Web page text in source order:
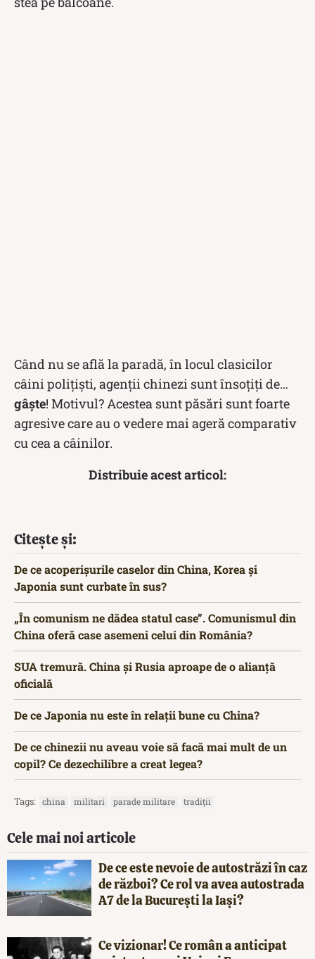
Când nu se află la paradă, în locul clasicilor
câini polițiști, agenții chinezi sunt însoțiți de…
gâște! Motivul? Acestea sunt păsări sunt foarte
agresive care au o vedere mai ageră comparativ
cu cea a câinilor.
Distribuie acest articol:
Citește și:
De ce acoperișurile caselor din China, Korea și
Japonia sunt curbate în sus?
„În comunism ne dădea statul case”. Comunismul din
China oferă case asemeni celui din România?
SUA tremură. China și Rusia aproape de o alianță
oficială
De ce Japonia nu este în relații bune cu China?
De ce chinezii nu aveau voie să facă mai mult de un
copil? Ce dezechilibre a creat legea?
Tags: china militari parade militare tradiții
Cele mai noi articole
De ce este nevoie de autostrăzi în caz
de război? Ce rol va avea autostrada
A7 de la București la Iași?
Ce vizionar! Ce român a anticipat